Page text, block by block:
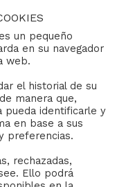
y Cofradías de la
un pequeño
en su navegador
web.
el historial de su
manera que,
pueda identificarle y
en base a sus
preferencias.
rechazadas,
Ello podrá